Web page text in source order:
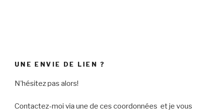
UNE ENVIE DE LIEN ?
N’hésitez pas alors!
Contactez-moi via une de ces coordonnées et je vous